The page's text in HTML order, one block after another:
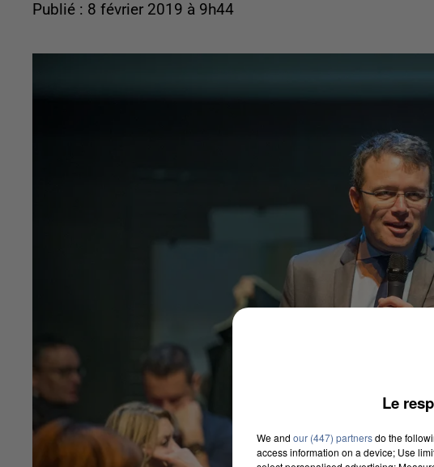
Publié : 8 février 2019 à 9h44
Le
We and our (447) partnersdo the
access information on a device; Use